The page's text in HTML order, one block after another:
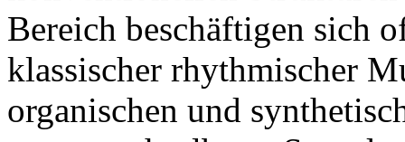
Bereich beschäftigen sich
klassischer rhythmischer
organischen und